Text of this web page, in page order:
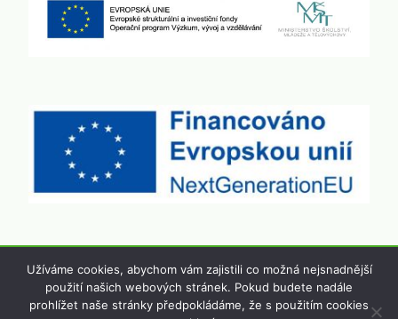
© 2026 Základní škola a Mateřská škola
Užíváme cookies, abychom vám zajistili co možná nejsnadnější
použití našich webových stránek. Pokud budete nadále
prohlížet naše stránky předpokládáme, že s použitím cookies